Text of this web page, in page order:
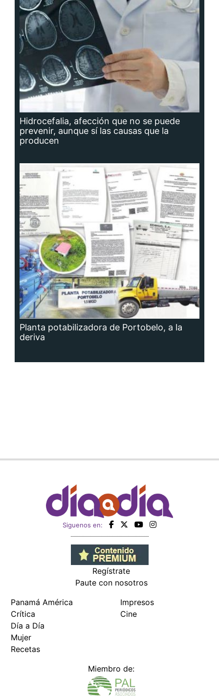
Hidrocefalia, afección que no se puede
prevenir, aunque sí las causas que la
producen
Planta potabilizadora de Portobelo, a la
deriva
Siguenos en:
Regístrate
Paute con nosotros
Panamá América
Crítica
Día a Día
Mujer
Recetas
Impresos
Cine
Miembro de: